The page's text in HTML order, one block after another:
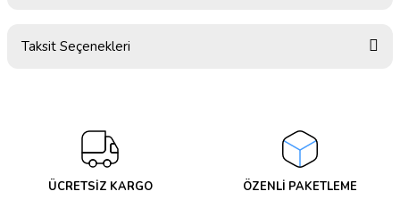
Taksit Seçenekleri
ÜCRETSİZ KARGO ÖZENLİ PAKETLEME